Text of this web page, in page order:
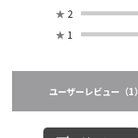
★ 2
★ 1
ユーザーレビュー （1）